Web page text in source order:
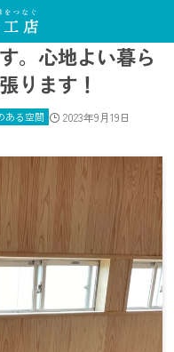
。心地よい暮ら
ります！
ある空間 2023年9月19日